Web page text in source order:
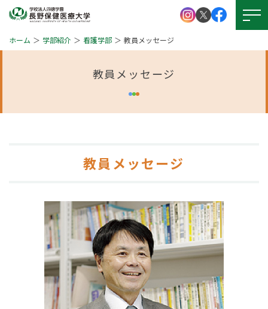
キャンパスライフ
図書館
学生支援
受験生サイト
本学の
学びの特徴
在学生の皆さんへ 卒業生の皆さんへ
ホーム 学部紹介 看護学部 教員メッセージ
教員メッセージ
教員メッセージ